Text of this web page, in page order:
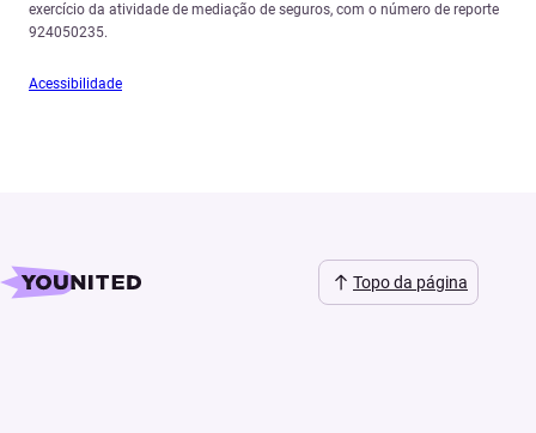
exercício da atividade de mediação de seguros, com o número de reporte
924050235.
Acessibilidade
Topo da página